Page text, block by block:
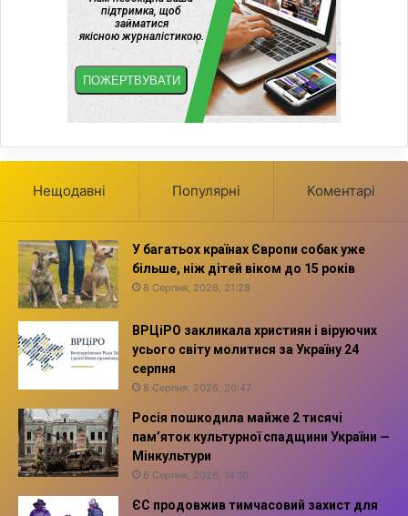
Нещодавні Популярні Коментарі
У багатьох країнах Європи собак уже
більше, ніж дітей віком до 15 років
8 Серпня, 2026, 21:28
ВРЦіРО закликала християн і віруючих
усього світу молитися за Україну 24
серпня
8 Серпня, 2026, 20:47
Росія пошкодила майже 2 тисячі
пам’яток культурної спадщини України —
Мінкультури
6 Серпня, 2026, 14:10
ЄС продовжив тимчасовий захист для